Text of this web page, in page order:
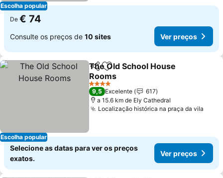
Escolha popular
De € 74
Consulte os preços de 10 sites Ver preços
Escolha popular
PartilharAdicionar aos favoritos
The Old School House
Rooms
Ver preços
4 Estrelas
9,5 Excelente
617
a 15.6 km de Ely Cathedral
Localização histórica na praça da vila
Selecione as datas para ver os preços
exatos.
Ver preços